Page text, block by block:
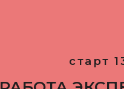
старт